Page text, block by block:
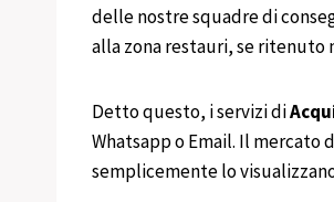
delle nostre squadre di
alla zona restauri, se ritenuto
Detto questo, i servizi di
Whatsapp o Email. Il mercato
semplicemente lo